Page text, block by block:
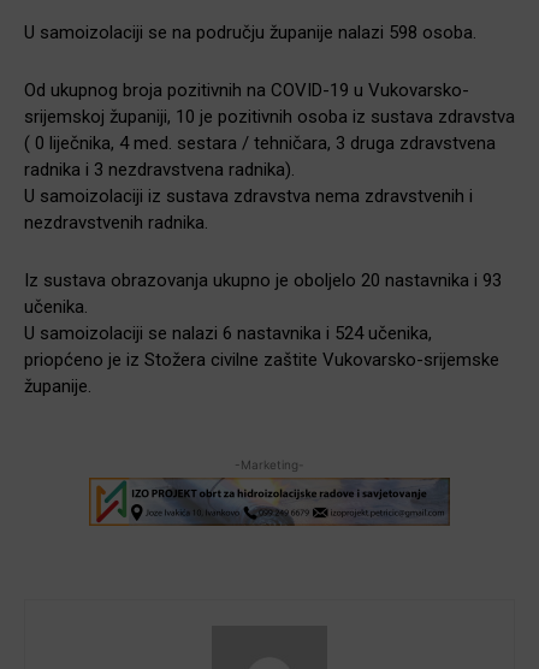
U samoizolaciji se na području županije nalazi 598 osoba.
Od ukupnog broja pozitivnih na COVID-19 u Vukovarsko-
srijemskoj županiji, 10 je pozitivnih osoba iz sustava zdravstva
( 0 liječnika, 4 med. sestara / tehničara, 3 druga zdravstvena
radnika i 3 nezdravstvena radnika).
U samoizolaciji iz sustava zdravstva nema zdravstvenih i
nezdravstvenih radnika.
Iz sustava obrazovanja ukupno je oboljelo 20 nastavnika i 93
učenika.
U samoizolaciji se nalazi 6 nastavnika i 524 učenika,
priopćeno je iz Stožera civilne zaštite Vukovarsko-srijemske
županije.
-Marketing-